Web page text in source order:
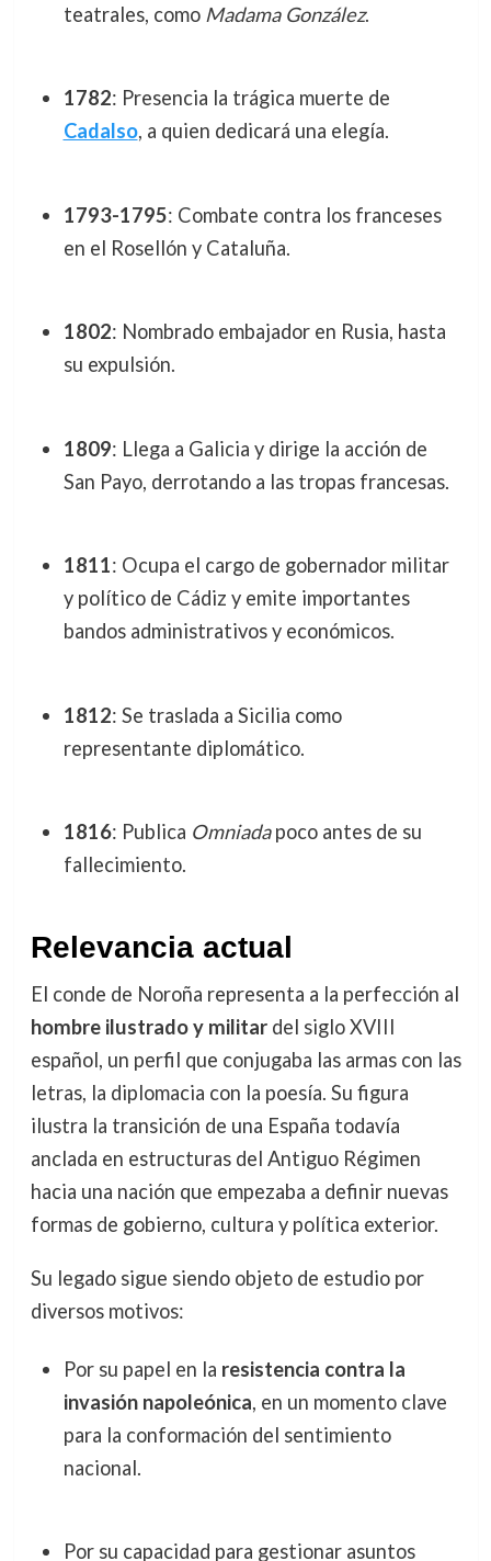
teatrales, como Madama González.
1782: Presencia la trágica muerte de
Cadalso, a quien dedicará una elegía.
1793-1795: Combate contra los franceses
en el Rosellón y Cataluña.
1802: Nombrado embajador en Rusia, hasta
su expulsión.
1809: Llega a Galicia y dirige la acción de
San Payo, derrotando a las tropas francesas.
1811: Ocupa el cargo de gobernador militar
y político de Cádiz y emite importantes
bandos administrativos y económicos.
1812: Se traslada a Sicilia como
representante diplomático.
1816: Publica Omniadapoco antes de su
fallecimiento.
Relevancia actual
El conde de Noroña representa a la perfección al
hombre ilustrado y militardel siglo XVIII
español, un perfil que conjugaba las armas con las
letras, la diplomacia con la poesía. Su figura
ilustra la transición de una España todavía
anclada en estructuras del Antiguo Régimen
hacia una nación que empezaba a definir nuevas
formas de gobierno, cultura y política exterior.
Su legado sigue siendo objeto de estudio por
diversos motivos:
Por su papel en la resistencia contra la
invasión napoleónica, en un momento clave
para la conformación del sentimiento
nacional.
Por su capacidad para gestionar asuntos